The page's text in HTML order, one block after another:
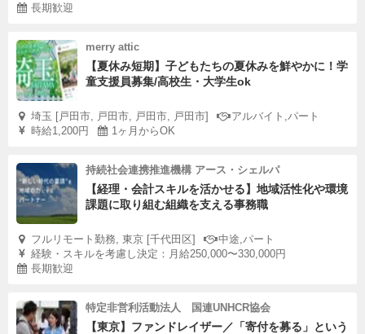
長期歓迎
merry attic
【夏休み短期】子どもたちの夏休みを鮮やかに！学
童支援員募集/高校生・大学生ok
埼玉 [戸田市, 戸田市, 戸田市, 戸田市]
アルバイト,パート
時給1,200円
1ヶ月からOK
持続社会連携推進機構 アース・シェルパ
【経理・会計スキルを活かせる】地域活性化や環境
課題に取り組む組織を支える事務職
フルリモート勤務, 東京 [千代田区]
中途,パート
経験・スキルを考慮し決定：月給250,000〜330,000円
長期歓迎
特定非営利活動法人 国連UNHCR協会
【東京】ファンドレイザー／「寄付を募る」という